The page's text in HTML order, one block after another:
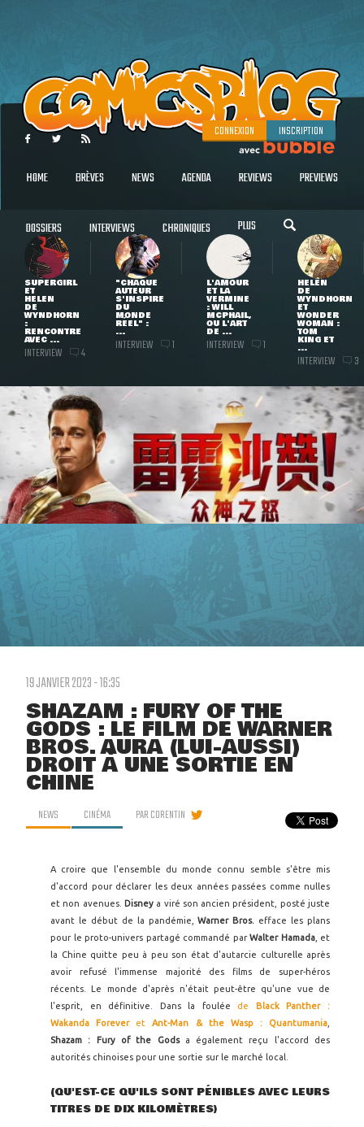
CONNEXION INSCRIPTION
HOME BRÈVES NEWS AGENDA REVIEWS PREVIEWS
DOSSIERS INTERVIEWS CHRONIQUES PLUS
SUPERGIRL
ET
HELEN
DE
WYNDHORN
:
RENCONTRE
AVEC ...
INTERVIEW 4
"CHAQUE
AUTEUR
S'INSPIRE
DU
MONDE
RÉEL" :
...
INTERVIEW 1
L'AMOUR
ET LA
VERMINE
: WILL
MCPHAIL,
OU L'ART
DE ...
INTERVIEW 1
HELEN
DE
WYNDHORN
ET
WONDER
WOMAN :
TOM
KING ET
...
INTERVIEW 3
19 JANVIER 2023 - 16:35
SHAZAM : FURY OF THE
GODS : LE FILM DE WARNER
BROS. AURA (LUI-AUSSI)
DROIT À UNE SORTIE EN
CHINE
NEWS CINÉMA PARCORENTIN
A croire que l'ensemble du monde connu semble s'être mis
d'accord pour déclarer les deux années passées comme nulles
et non avenues. Disneya viré son ancien président, posté juste
avant le début de la pandémie,Warner Bros. efface les plans
pour le proto-univers partagé commandé parWalter Hamada, et
la Chine quitte peu à peu son état d'autarcie culturelle après
avoir refusé l'immense majorité des films de super-héros
récents. Le monde d'après n'était peut-être qu'une vue de
l'esprit, en définitive. Dans la foulée de Black Panther :
Wakanda ForeveretAnt-Man & the Wasp : Quantumania
Shazam : Fury of the Godsa également reçu l'accord des
autorités chinoises pour une sortie sur le marché local.
(QU'EST-CE QU'ILS SONT PÉNIBLES AVEC LEURS
TITRES DE DIX KILOMÈTRES)